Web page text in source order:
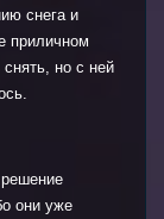
снега и
приличном
но с ней
они уже